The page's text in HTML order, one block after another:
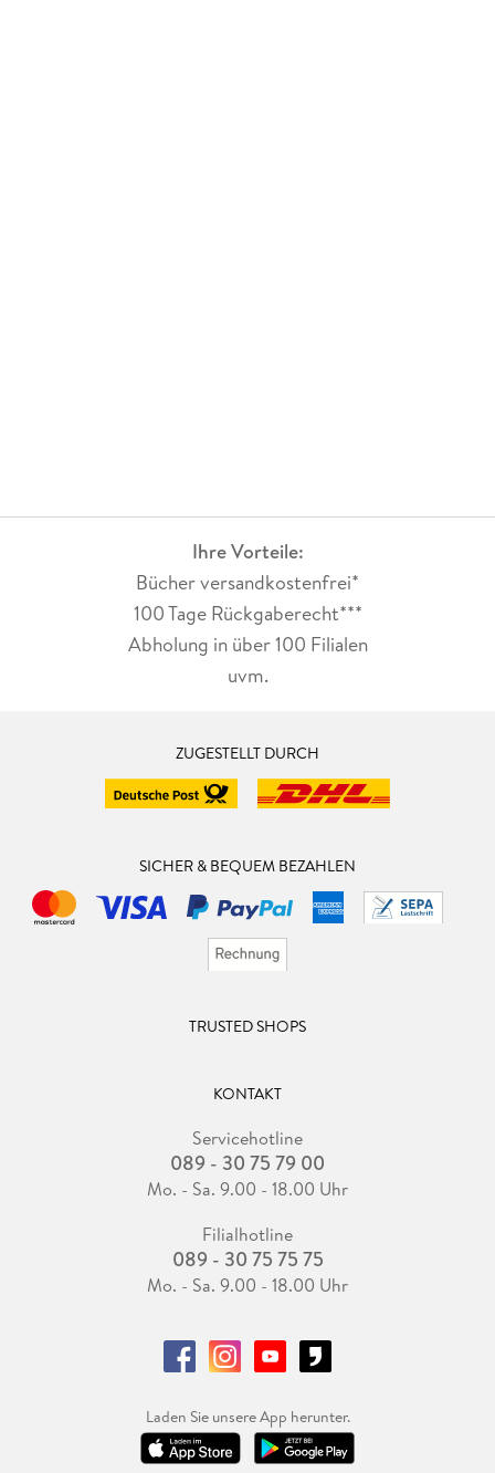
Rundsatz . . . 125
Symbol einfügen . . . 128
Geschwungenen Text erstellen . . . 130
Schriftart von Typekit laden . . . 134
Kapitel 5:. Farbe . . . 139
Grundlagenexkurs: Farbgrundlagen . . . 140
Farbfelder ändern . . . 156
Mit Volltonfarben gestalten . . . 165
Volltonfarben überdrucken . . . 169
Papierfarbe ändern . . . 172
Kapitel 6:. Bilder und Grafiken . . . 177
Ihre Vorteile:
Bücher versandkostenfrei*
100 Tage Rückgaberecht***
Abholung in über 100 Filialen
uvm.
ZUGESTELLT DURCH
SICHER & BEQUEM BEZAHLEN
TRUSTED SHOPS
KONTAKT
Servicehotline
089 - 30 75 79 00
Mo. - Sa. 9.00 - 18.00 Uhr
Filialhotline
089 - 30 75 75 75
Mo. - Sa. 9.00 - 18.00 Uhr
Laden Sie unsere App herunter.